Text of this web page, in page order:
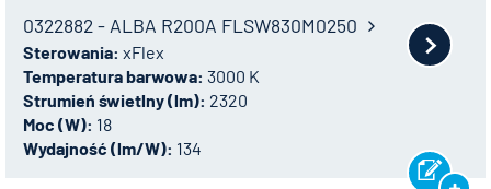
0322882 - ALBA R200A FLSW830M0250
Sterowania: xFlex
Temperatura barwowa: 3000 K
Strumień świetlny (lm): 2320
Moc (W): 18
Wydajność (lm/W): 134